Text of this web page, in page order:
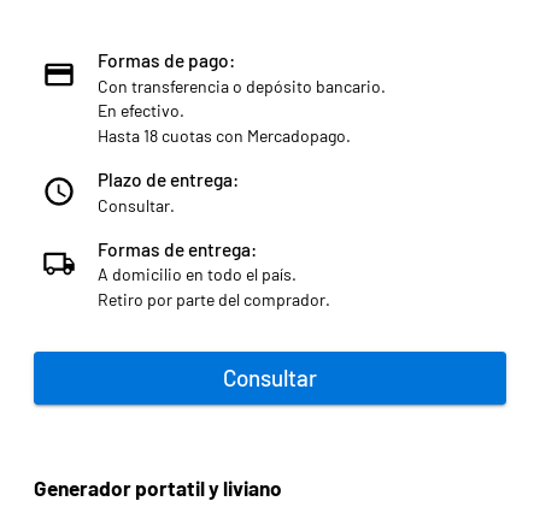
Formas de pago:
Con transferencia o depósito bancario.
En efectivo.
Hasta 18 cuotas con Mercadopago.
Plazo de entrega:
Consultar.
Formas de entrega:
A domicilio en todo el país.
Retiro por parte del comprador.
Consultar
Generador portatil y liviano